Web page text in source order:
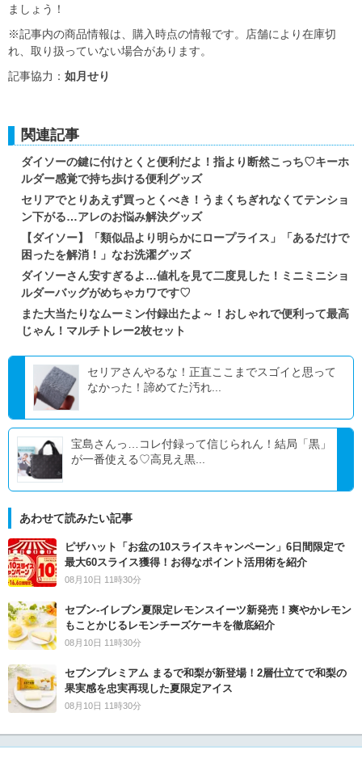
ましょう！
※記事内の商品情報は、購入時点の情報です。店舗により在庫切
れ、取り扱っていない場合があります。
記事協力： 如月せり
関連記事
ダイソーの鍵に付けとくと便利だよ！指より断然こっち♡キーホ
ルダー感覚で持ち歩ける便利グッズ
セリアでとりあえず買っとくべき！うまくちぎれなくてテンショ
ン下がる…アレのお悩み解決グッズ
【ダイソー】「類似品より明らかにロープライス」「あるだけで
困ったを解消！」なお洗濯グッズ
ダイソーさん安すぎるよ…値札を見て二度見した！ミニミニショ
ルダーバッグがめちゃカワです♡
また大当たりなムーミン付録出たよ～！おしゃれで便利って最高
じゃん！マルチトレー2枚セット
セリアさんやるな！正直ここまでスゴイと思って
なかった！諦めてた汚れ...
宝島さんっ…コレ付録って信じられん！結局「黒」
が一番使える♡高見え黒...
あわせて読みたい記事
ピザハット「お盆の10スライスキャンペーン」6日間限定で
最大60スライス獲得！お得なポイント活用術を紹介
08月10日 11時30分
セブン‐イレブン夏限定レモンスイーツ新発売！爽やかレモン
もことかじるレモンチーズケーキを徹底紹介
08月10日 11時30分
セブンプレミアム まるで和梨が新登場！2層仕立てで和梨の
果実感を忠実再現した夏限定アイス
08月10日 11時30分